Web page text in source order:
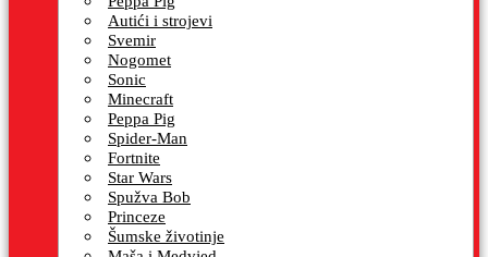
Autići i strojevi
Svemir
Nogomet
Sonic
Minecraft
Peppa Pig
Spider-Man
Fortnite
Star Wars
Spužva Bob
Princeze
Šumske životinje